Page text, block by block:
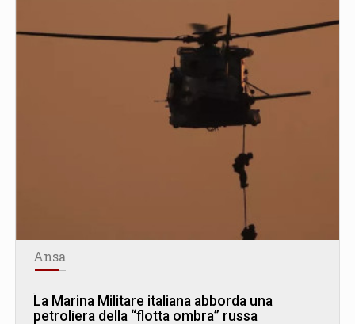
Ansa
La Marina Militare italiana abborda una
petroliera della “flotta ombra” russa